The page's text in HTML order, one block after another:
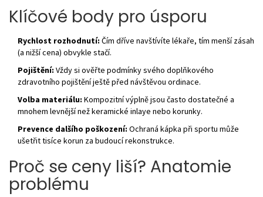
Klíčové body pro úsporu
Rychlost rozhodnutí: Čím dříve navštívíte lékaře, tím menší zásah
(a nižší cena) obvykle stačí.
Pojištění: Vždy si ověřte podmínky svého doplňkového
zdravotního pojištění ještě před návštěvou ordinace.
Volba materiálu: Kompozitní výplně jsou často dostatečné a
mnohem levnější než keramické inlaye nebo korunky.
Prevence dalšího poškození: Ochraná kápka při sportu může
ušetřit tisíce korun za budoucí rekonstrukce.
Proč se ceny liší? Anatomie
problému